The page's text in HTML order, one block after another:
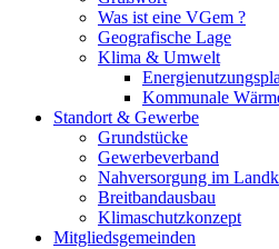
Was ist eine VGem ?
Geografische Lage
Klima & Umwelt
Kommunale
Standort & Gewerbe
Grundstücke
Gewerbeverband
Nahversorgung im
Breitbandausbau
Klimaschutzkonzept
Mitgliedsgemeinden